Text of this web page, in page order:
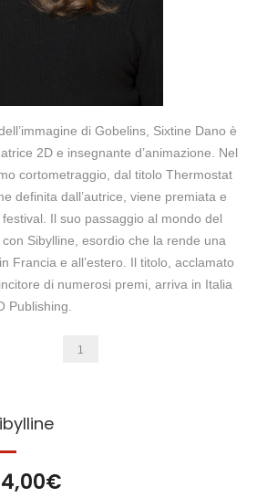
di Gobelins, Sixtine Dano è
2D e insegnante d’animazione. Nel
cortometraggio, dal titolo Thermostat
definita dall’autrice, viene premiata e
Il suo passaggio al mondo del
Sibylline, esordio che la rende una
Francia e all’estero. Il titolo, acclamato
di numerosi premi, arriva in Italia
Publishing.
1
€